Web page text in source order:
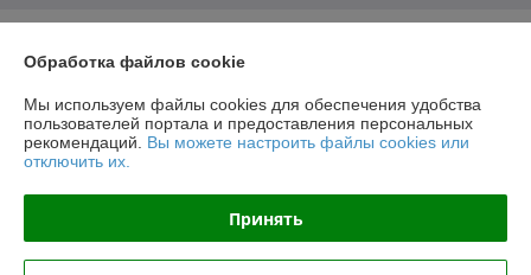
"ЛедЭлектроСвет"
ул. Будславская, д. 19, офис 209
Регистрационный номер ЕГР: 192989120
УНП: 192989120
Регистрационный орган: Минский Горисполком
Дата регистрации компании: 27.10.2017
Обработка файлов cookie
Мы используем файлы cookies для обеспечения удобства
пользователей портала и предоставления персональных
рекомендаций. Вы можете настроить файлы cookies или
отключить их.
Принять